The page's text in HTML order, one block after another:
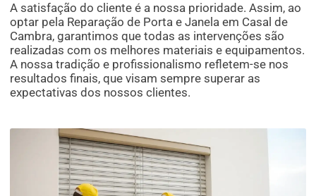
A satisfação do cliente é a nossa prioridade. Assim, ao
optar pela Reparação de Porta e Janela em Casal de
Cambra, garantimos que todas as intervenções são
realizadas com os melhores materiais e equipamentos.
A nossa tradição e profissionalismo refletem-se nos
resultados finais, que visam sempre superar as
expectativas dos nossos clientes.